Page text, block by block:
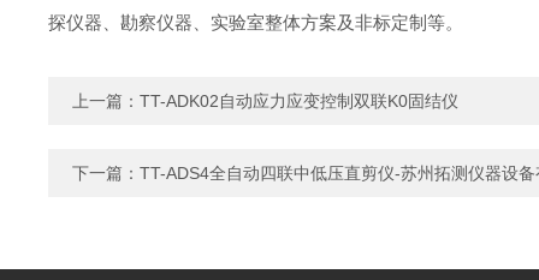
探仪器、勘察仪器、实验室整体方案及非标定制等。
上一篇： TT-ADK02自动应力应变控制双联K0固结仪
下一篇： TT-ADS4全自动四联中低压直剪仪-苏州拓测仪器设